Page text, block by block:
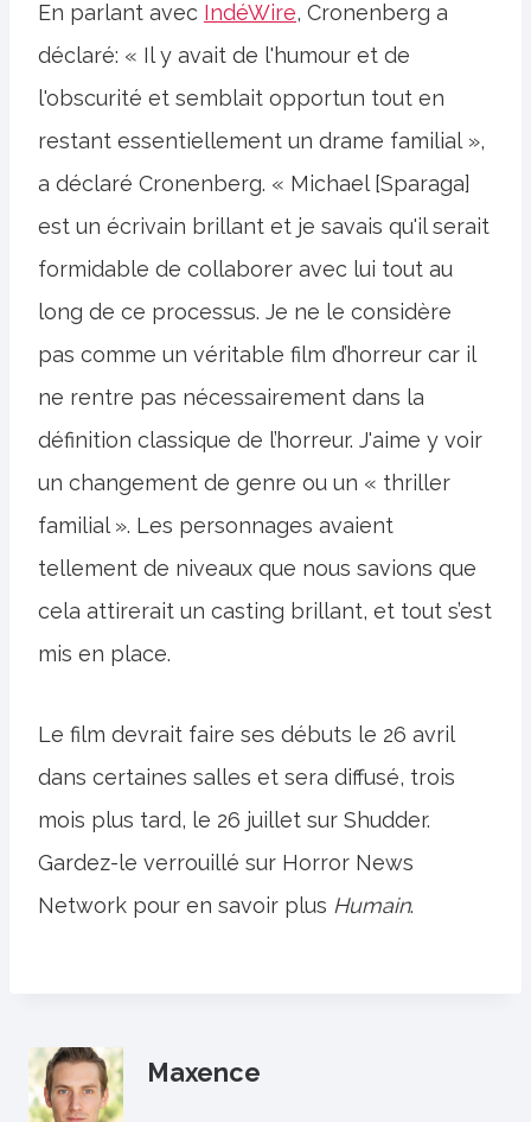
En parlant avec IndéWire, Cronenberg a
déclaré: « Il y avait de l'humour et de
l'obscurité et semblait opportun tout en
restant essentiellement un drame familial »,
a déclaré Cronenberg. « Michael [Sparaga]
est un écrivain brillant et je savais qu'il serait
formidable de collaborer avec lui tout au
long de ce processus. Je ne le considère
pas comme un véritable film d’horreur car il
ne rentre pas nécessairement dans la
définition classique de l’horreur. J'aime y voir
un changement de genre ou un « thriller
familial ». Les personnages avaient
tellement de niveaux que nous savions que
cela attirerait un casting brillant, et tout s’est
mis en place.
Le film devrait faire ses débuts le 26 avril
dans certaines salles et sera diffusé, trois
mois plus tard, le 26 juillet sur Shudder.
Gardez-le verrouillé sur Horror News
Network pour en savoir plus Humain.
Maxence